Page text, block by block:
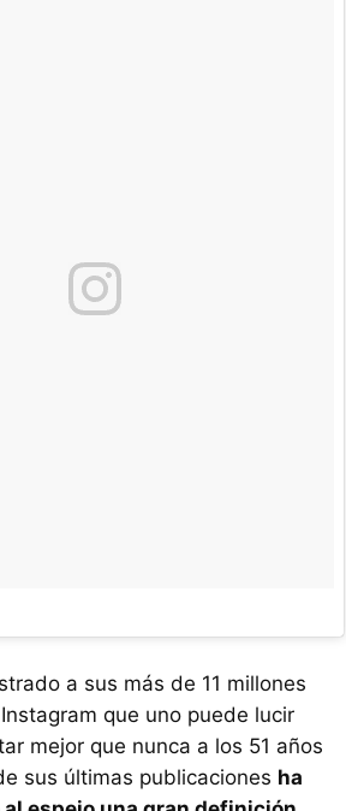
a sus más de 11 millones
que uno puede lucir
mejor que nunca a los 51 años
sus últimas publicaciones ha